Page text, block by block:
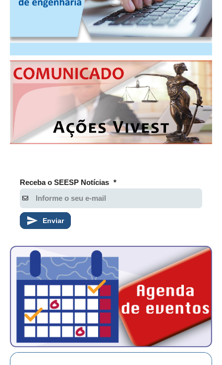
CONTATO
ASSOCIE-SE
NÚCLEO JOVEM
Receba o SEESP Notícias *
Enviar